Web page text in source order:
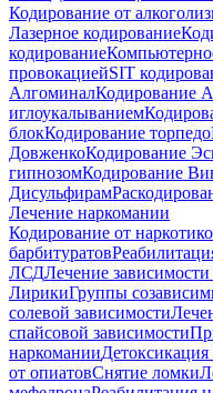
Кодирование от
Лазерное кодирование
кодирование
провокациейSIT
АлгоминалКодирование
иглоукалыванием
блокКодирование торпедо
ДовженкоКодирование
гипнозомКодирование
Дисульфирам
Лечение наркомании
Кодирование от
барбитуратов
ЛСДЛечение зависимости
ЛирикиГруппы
солевой зависимости
спайсовой зависимости
наркоманииДетоксикация
от опиатовСнятие ломки